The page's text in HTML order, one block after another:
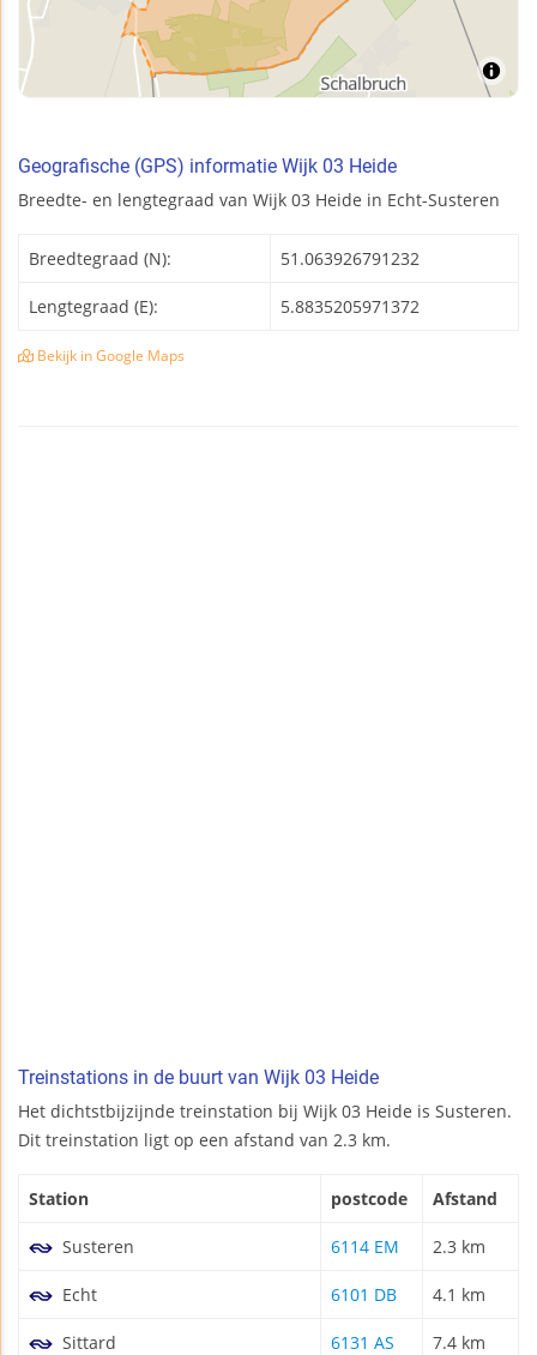
Geografische (GPS) informatie Wijk 03 Heide
Breedte- en lengtegraad van Wijk 03 Heide in Echt-Susteren
Breedtegraad (N): 51.063926791232
Lengtegraad (E): 5.8835205971372
Bekijk in Google Maps
Treinstations in de buurt van Wijk 03 Heide
Het dichtstbijzijnde treinstation bij Wijk 03 Heide is Susteren.
Dit treinstation ligt op een afstand van 2.3 km.
Station postcode Afstand
Susteren 6114 EM 2.3 km
Echt 6101 DB 4.1 km
Sittard 6131 AS 7.4 km